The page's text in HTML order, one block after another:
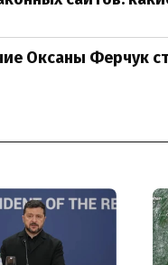
Оксаны Ферчук